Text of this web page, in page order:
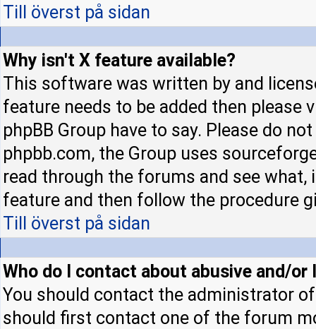
Till överst på sidan
Why isn't X feature available?
This software was written by and
feature needs to be added then please
phpBB Group have to say. Please do
phpbb.com, the Group uses
read through the forums and see
feature and then follow the procedure
Till överst på sidan
Who do I contact about abusive and/
You should contact the administrator
should first contact one of the forum